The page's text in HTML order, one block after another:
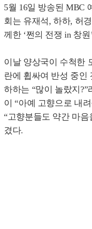
5월 16일 방송된 MBC
회는 유재석, 하하, 허
께한 ‘쩐의 전쟁 in 창
이날 양상국이 수척한
란에 휩싸여 반성 중인
하하는 “많이 놀랐지
이 “아예 고향으로 내
“고향분들도 약간 마
겼다.